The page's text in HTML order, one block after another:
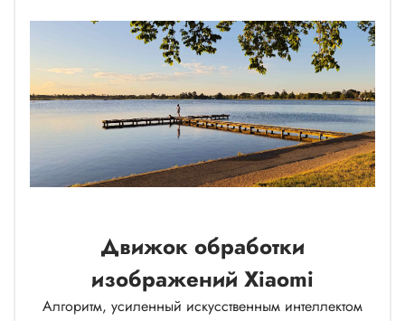
Движок обработки
изображений Xiaomi
Алгоритм, усиленный искусственным интеллектом